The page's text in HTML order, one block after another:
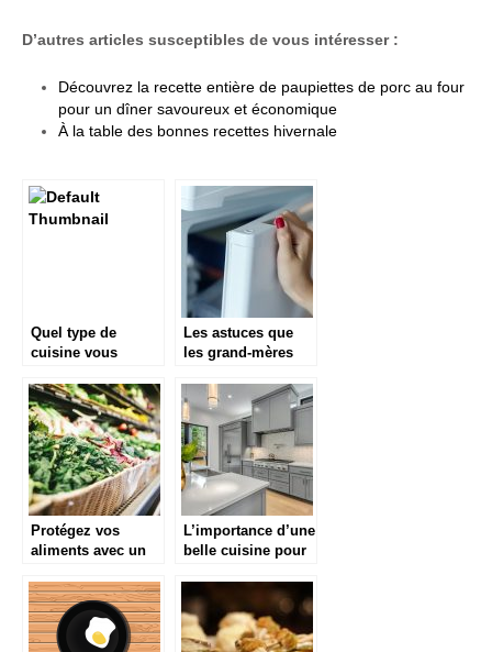
D’autres articles susceptibles de vous intéresser :
Découvrez la recette entière de paupiettes de porc au four
pour un dîner savoureux et économique
À la table des bonnes recettes hivernale
Quel type de
cuisine vous
Les astuces que
les grand-mères
bien nettoyer un
frigo vintage
Protégez vos
aliments avec un
qualité bio
L’importance d’une
belle cuisine pour